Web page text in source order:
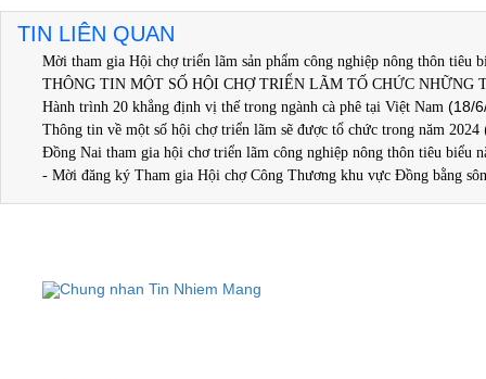
TIN LIÊN QUAN
Mời tham gia Hội chợ triển lãm sản phẩm công nghiệp nông thôn tiêu
THÔNG TIN MỘT SỐ HỘI CHỢ TRIỂN LÃM TỐ CHỨC NHỮNG
Hành trình 20 khẳng định vị thế trong ngành cà phê tại Việt Nam (18/
Thông tin về một số hội chợ triển lãm sẽ được tổ chức trong năm 2024
Đồng Nai tham gia hội chơ triển lãm công nghiệp nông thôn tiêu
- Mời đăng ký Tham gia Hội chợ Công Thương khu vực Đồng bằng